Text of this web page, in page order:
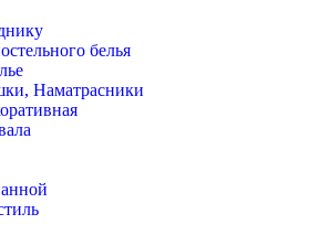
белья
Наматрасники